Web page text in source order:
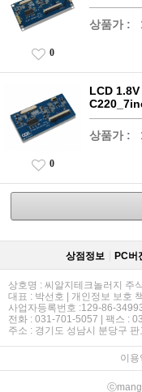
상품가 :
0
LCD
상품가 :
0
상점정보 PC버
상호명 : 씨알지테크놀러지 주
대표 : 박선호 | 개인정보 보호
사업자등록번호 :129-86-
전화 : 031-701-5057 | 팩스 :
주소 : 경기도 성남시 분당구
이용